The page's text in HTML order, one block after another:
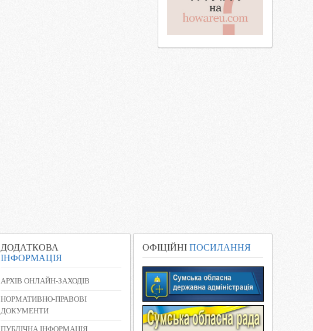
ДОДАТКОВА
ІНФОРМАЦІЯ
АРХІВ ОНЛАЙН-ЗАХОДІВ
НОРМАТИВНО-ПРАВОВІ
ДОКУМЕНТИ
ПУБЛІЧНА ІНФОРМАЦІЯ
ОФІЦІЙНІ ПОСИЛАННЯ